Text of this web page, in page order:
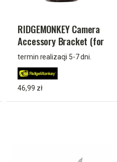
RIDGEMONKEY Camera
Accessory Bracket (for
use with Multi Lite
Plus, Bivvy Lites etc)
termin realizacji 5-7 dni.
46,99 zł